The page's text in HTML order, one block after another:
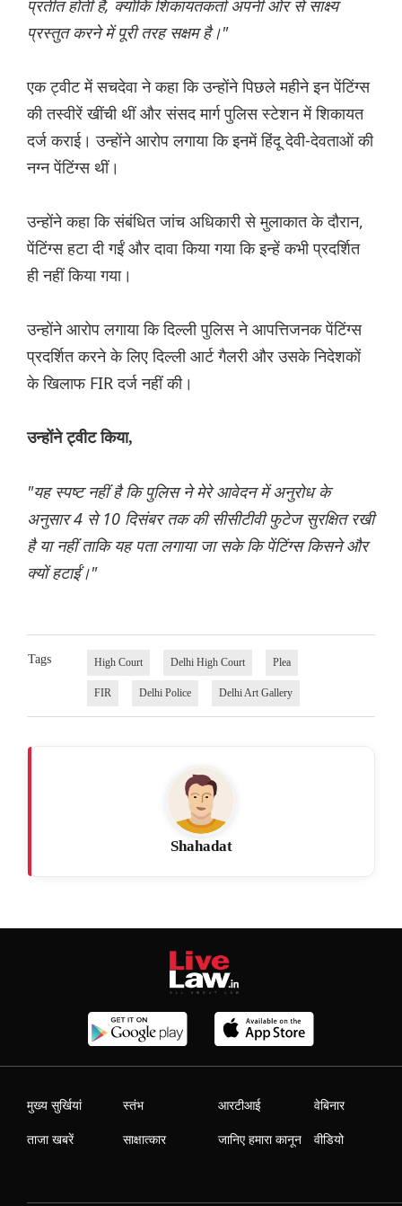
प्रतीत होती है, क्योंकि शिकायतकर्ता अपनी ओर से साक्ष्य
प्रस्तुत करने में पूरी तरह सक्षम है।"
एक ट्वीट में सचदेवा ने कहा कि उन्होंने पिछले महीने इन पेंटिंग्स
की तस्वीरें खींची थीं और संसद मार्ग पुलिस स्टेशन में शिकायत
दर्ज कराई। उन्होंने आरोप लगाया कि इनमें हिंदू देवी-देवताओं की
नग्न पेंटिंग्स थीं।
उन्होंने कहा कि संबंधित जांच अधिकारी से मुलाकात के दौरान,
पेंटिंग्स हटा दी गईं और दावा किया गया कि इन्हें कभी प्रदर्शित
ही नहीं किया गया।
उन्होंने आरोप लगाया कि दिल्ली पुलिस ने आपत्तिजनक पेंटिंग्स
प्रदर्शित करने के लिए दिल्ली आर्ट गैलरी और उसके निदेशकों
के खिलाफ FIR दर्ज नहीं की।
उन्होंने ट्वीट किया,
"यह स्पष्ट नहीं है कि पुलिस ने मेरे आवेदन में अनुरोध के
अनुसार 4 से 10 दिसंबर तक की सीसीटीवी फुटेज सुरक्षित रखी
है या नहीं ताकि यह पता लगाया जा सके कि पेंटिंग्स किसने और
क्यों हटाईं।"
Tags High Court Delhi High Court Plea
FIR Delhi Police Delhi Art Gallery
Shahadat
मुख्य सुर्खियां
ताजा खबरें
स्तंभ
साक्षात्कार
आरटीआई
जानिए हमारा कानून
वेबिनार
वीडियो